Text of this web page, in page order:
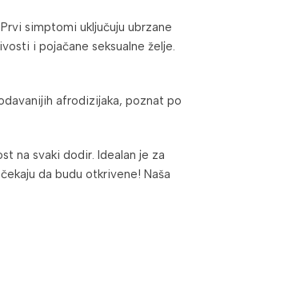
. Prvi simptomi uključuju ubrzane
i pojačane seksualne želje.
afrodizijaka, poznat po
na svaki dodir. Idealan je za
da budu otkrivene! Naša